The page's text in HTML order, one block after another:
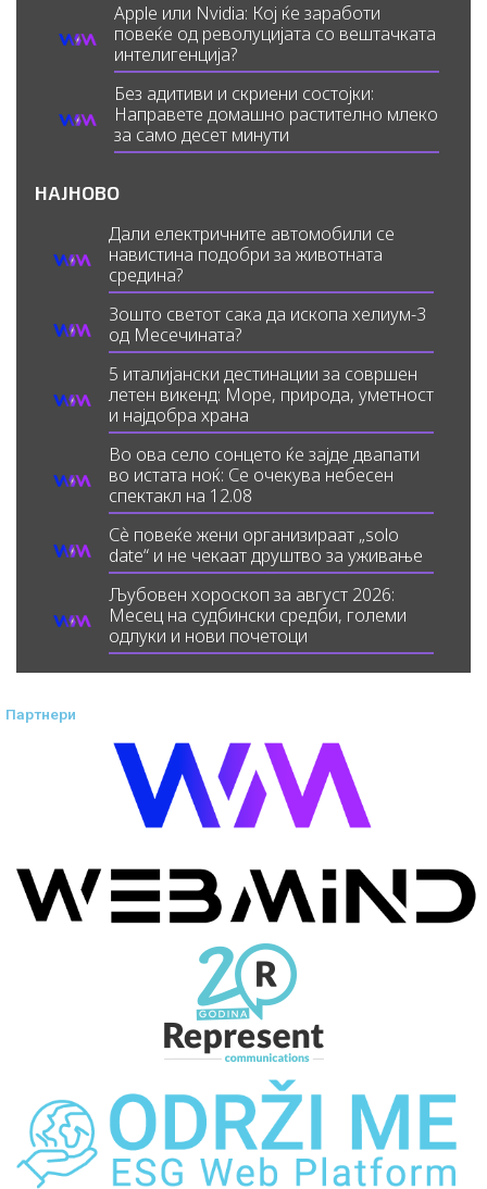
Apple или Nvidia: Кој ќе заработи
повеќе од револуцијата со вештачката
интелигенција?
Без адитиви и скриени состојки:
Направете домашно растително млеко
за само десет минути
НАЈНОВО
Дали електричните автомобили се
навистина подобри за животната
средина?
Зошто светот сака да ископа хелиум-3
од Месечината?
5 италијански дестинации за совршен
летен викенд: Море, природа, уметност
и најдобра храна
Во ова село сонцето ќе зајде двапати
во истата ноќ: Се очекува небесен
спектакл на 12.08
Сè повеќе жени организираат „solo
date“ и не чекаат друштво за уживање
Љубовен хороскоп за август 2026:
Месец на судбински средби, големи
одлуки и нови почетоци
Партнери